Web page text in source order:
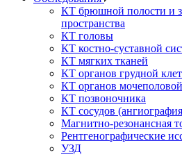
КТ брюшной полости и
пространства
КТ головы
КТ костно-суставной
КТ мягких тканей
КТ органов грудной
КТ органов
КТ позвоночника
КТ сосудов
Магнитно-резонансная
Рентгенографические
УЗД